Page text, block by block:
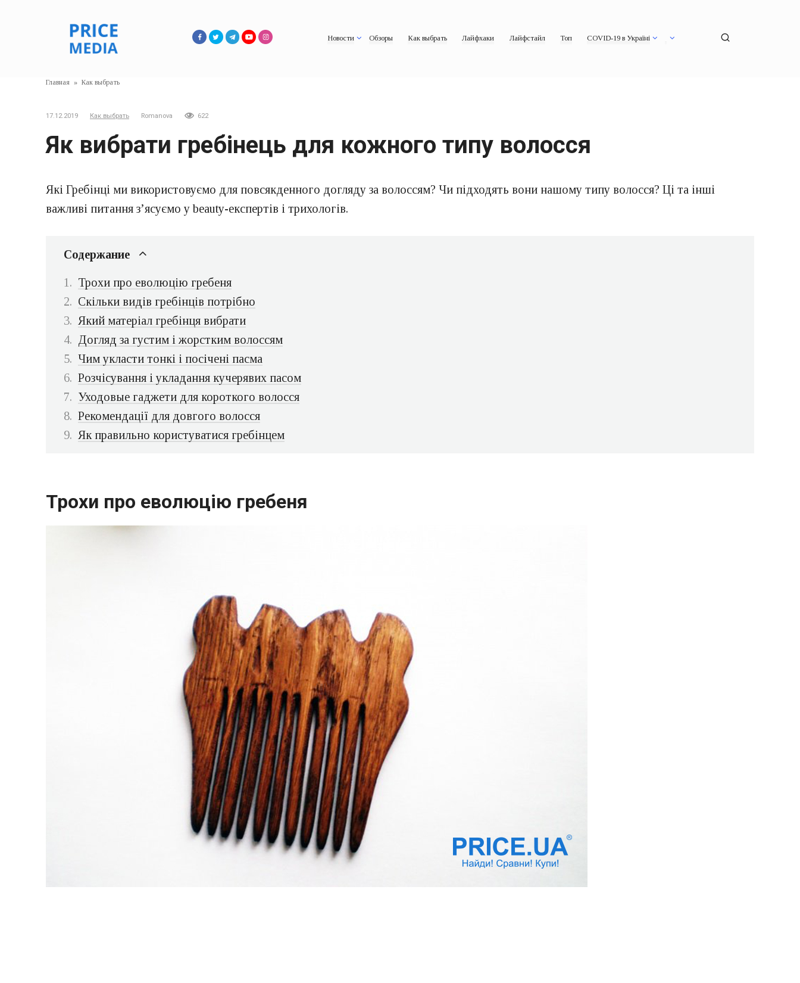
Новости Обзоры Как выбрать Лайфхаки Лайфстайл Топ COVID-19 в Україні
Главная » Как выбрать
17.12.2019 Как выбрать Romanova 622
Як вибрати гребінець для кожного типу волосся
Які Гребінці ми використовуємо для повсякденного догляду за волоссям? Чи підходять вони нашому типу волосся? Ці та інші
важливі питання з’ясуємо у beauty-експертів і трихологів.
Содержание
Трохи про еволюцію гребеня
Скільки видів гребінців потрібно
Який матеріал гребінця вибрати
Догляд за густим і жорстким волоссям
Чим укласти тонкі і посічені пасма
Розчісування і укладання кучерявих пасом
Уходовые гаджети для короткого волосся
Рекомендації для довгого волосся
Як правильно користуватися гребінцем
Трохи про еволюцію гребеня